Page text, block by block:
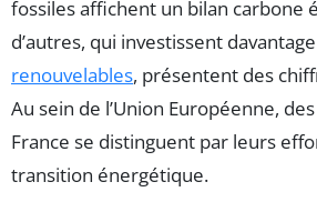
fossiles affichent un bilan carbone
d’autres, qui investissent
renouvelables, présentent des
Au sein de l’Union Européenne,
France se distinguent par leurs
transition énergétique.